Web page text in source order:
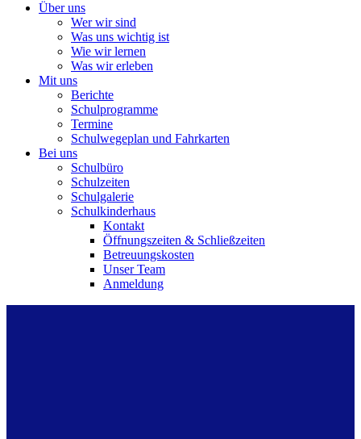
Über uns
Wer wir sind
Was uns wichtig ist
Wie wir lernen
Was wir erleben
Mit uns
Berichte
Schulprogramme
Termine
Schulwegeplan und Fahrkarten
Bei uns
Schulbüro
Schulzeiten
Schulgalerie
Schulkinderhaus
Kontakt
Öffnungszeiten & Schließzeiten
Betreuungskosten
Unser Team
Anmeldung